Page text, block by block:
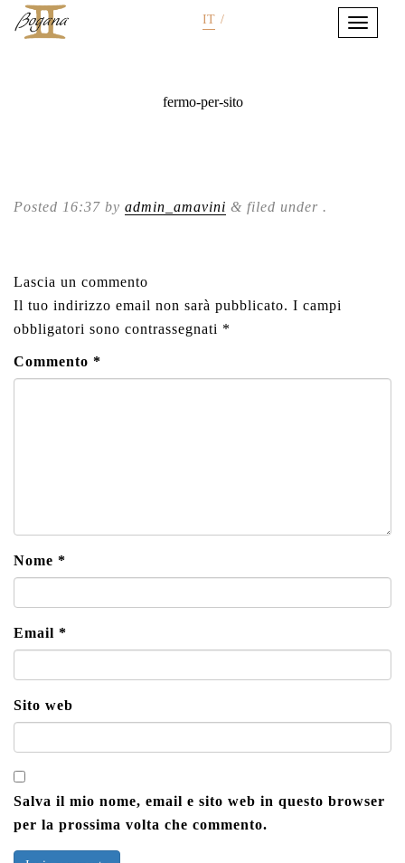
IT /
fermo-per-sito
Posted 16:37 by admin_amavini & filed under .
Lascia un commento
Il tuo indirizzo email non sarà pubblicato. I campi
obbligatori sono contrassegnati *
Commento *
Nome *
Email *
Sito web
Salva il mio nome, email e sito web in questo browser
per la prossima volta che commento.